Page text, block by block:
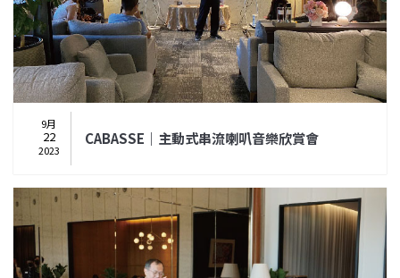
9月
22
2023
CABASSE｜主動式串流喇叭音樂欣賞會